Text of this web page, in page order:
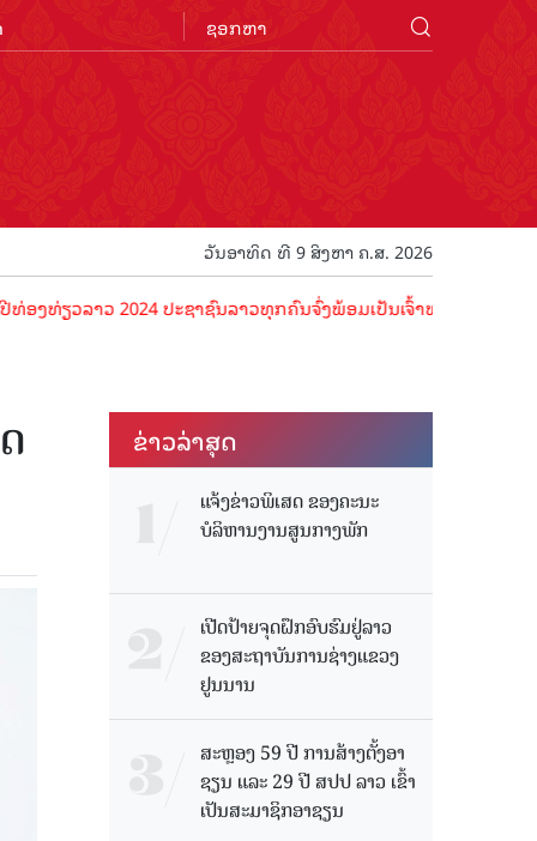
ວັນອາທິດ ທີ 9 ສິງຫາ ຄ.ສ. 2026
2024 ປະຊາຊົນລາວທຸກຄົນຈົ່ງພ້ອມເປັນເຈົ້າພາບທີ່ດີ ຕ້ອນຮັບນັກທ່ອງ
ຂ່າວ​ລ່າ​ສຸດ
ແຈ້ງຂ່າວພິເສດ ຂອງຄະນະ
ບໍລິຫານງານສູນກາງພັກ
ເປີດປ້າຍຈຸດຝຶກອົບຮົມຢູ່ລາວ
ຂອງສະຖາບັນການຊ່າງແຂວງ
ຢູນນານ
ສະຫຼອງ 59 ປີ ການສ້າງຕັ້ງອາ
ຊຽນ ແລະ 29 ປີ ສປປ ລາວ ເຂົ້າ
ເປັນສະມາຊິກອາຊຽນ